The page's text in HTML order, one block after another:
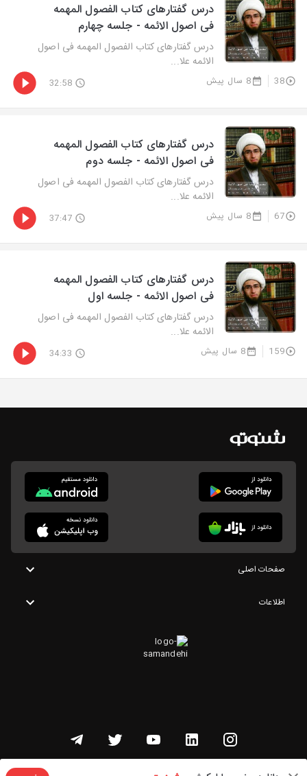
درس گفتارهای کتاب الفصول المهمه
فی اصول الائمه - جلسه چهارم
درس گفتارهای کتاب الفصول المهمه فی اصول
الائمه علا...
38 8 سال پیش 32:58
درس گفتارهای کتاب الفصول المهمه
فی اصول الائمه - جلسه دوم
درس گفتارهای کتاب الفصول المهمه فی اصول
الائمه علا...
67 8 سال پیش 37:47
درس گفتارهای کتاب الفصول المهمه
فی اصول الائمه - جلسه اول
درس گفتارهای کتاب الفصول المهمه فی اصول
الائمه علا...
159 8 سال پیش 34:33
صفحات اصلی
اطلاعات
تمامی حقوق این وبسایت متعلق به شنوتو است